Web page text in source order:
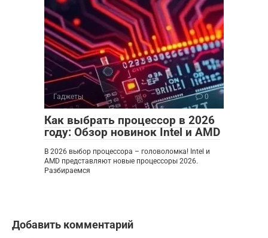
Гаджеты 0
Как выбрать процессор в 2026
году: Обзор новинок Intel и AMD
В 2026 выбор процессора – головоломка! Intel и
AMD представляют новые процессоры 2026.
Разбираемся
Добавить комментарий